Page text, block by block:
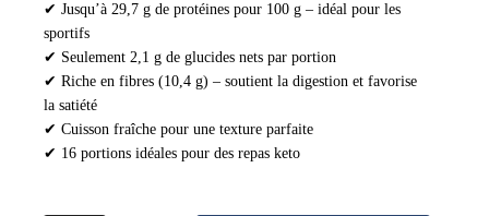
✔ Jusqu’à 29,7 g de protéines pour 100 g – idéal pour les
sportifs
✔ Seulement 2,1 g de glucides nets par portion
✔ Riche en fibres (10,4 g) – soutient la digestion et favorise
la satiété
✔ Cuisson fraîche pour une texture parfaite
✔ 16 portions idéales pour des repas keto